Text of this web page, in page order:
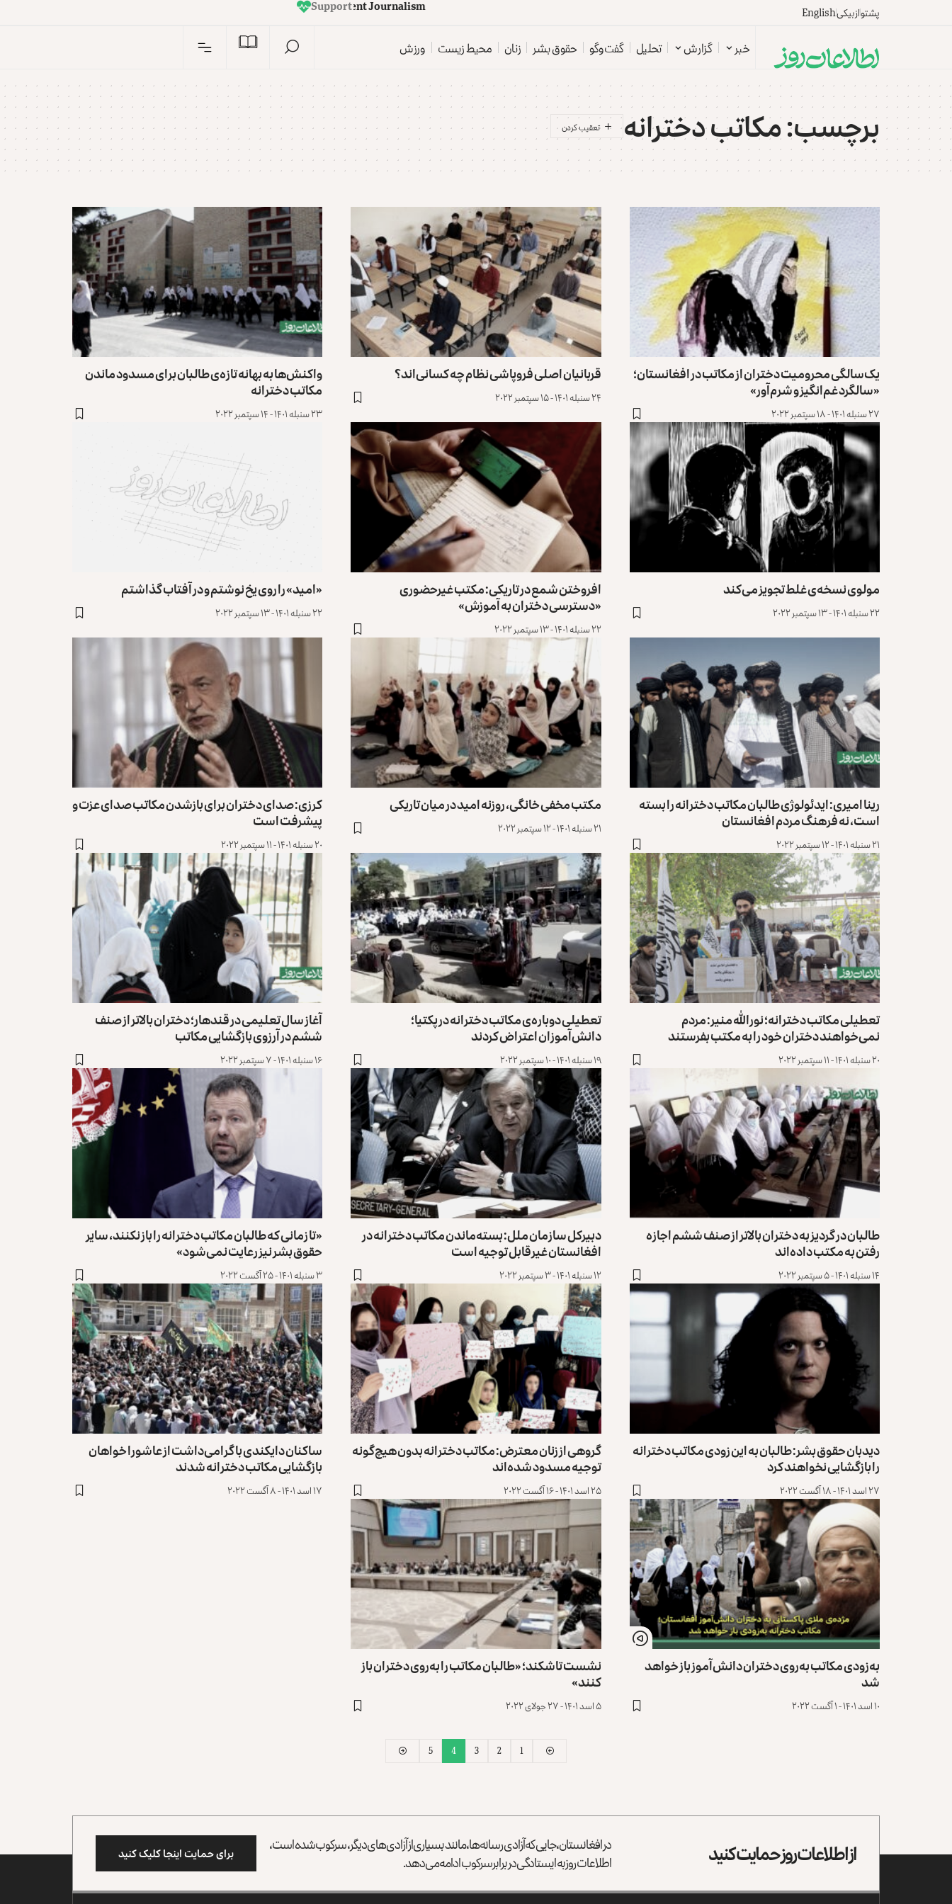
پشتوازبیکیEnglish
m
s
i
l
a
n
r
u
o
J
t
n
e
d
n
e
p
e
d
n
ISupport
خبر گزارش تحلیل گفت‌وگو حقوق بشر زنان محیط زیست ورزش
برچسب:مکاتب دخترانه
یک‌سالگی محرومیت دختران از مکاتب در افغانستان؛
«سالگرد غم‌انگیز و شرم‌آور»
۲۷ سنبله ۱۴۰۱ - ۱۸ سپتمبر ۲۰۲۲
قربانیان اصلی فروپاشی نظام چه کسانی‌اند؟
۲۴ سنبله ۱۴۰۱ - ۱۵ سپتمبر ۲۰۲۲
واکنش‎‌ها به بهانه‌ تازه‌ی طالبان برای مسدود ماندن
مکاتب دخترانه
۲۳ سنبله ۱۴۰۱ - ۱۴ سپتمبر ۲۰۲۲
مولوی نسخه‌ی غلط تجویز می‌کند
۲۲ سنبله ۱۴۰۱ - ۱۳ سپتمبر ۲۰۲۲
افروختن شمع در تاریکی: مکتب غیرحضوری
«دسترسی دختران به آموزش»
۲۲ سنبله ۱۴۰۱ - ۱۳ سپتمبر ۲۰۲۲
«امید» را روی یخ نوشتم و در آفتاب گذاشتم
۲۲ سنبله ۱۴۰۱ - ۱۳ سپتمبر ۲۰۲۲
رینا امیری: ایدئولوژی طالبان مکاتب دخترانه را بسته
است، نه فرهنگ مردم افغانستان
۲۱ سنبله ۱۴۰۱ - ۱۲ سپتمبر ۲۰۲۲
مکتب مخفی خانگی، روزنه امید در میان تاریکی
۲۱ سنبله ۱۴۰۱ - ۱۲ سپتمبر ۲۰۲۲
کرزی: صدای دختران برای بازشدن مکاتب صدای عزت و
پیشرفت است
۲۰ سنبله ۱۴۰۱ - ۱۱ سپتمبر ۲۰۲۲
تعطیلی مکاتب دخترانه؛ نورالله منیر: مردم
نمی‌خواهند دختران خود را به مکتب بفرستند
۲۰ سنبله ۱۴۰۱ - ۱۱ سپتمبر ۲۰۲۲
تعطیلی دوباره‌ی مکاتب دخترانه در پکتیا؛
دانش‌آموزان اعتراض کردند
۱۹ سنبله ۱۴۰۱ - ۱۰ سپتمبر ۲۰۲۲
آغاز سال تعلیمی در قندهار؛ دختران بالاتر از صنف
ششم در آرزوی بازگشایی مکاتب
۱۶ سنبله ۱۴۰۱ - ۷ سپتمبر ۲۰۲۲
طالبان در گردیز به دختران بالاتر از صنف ششم اجازه
رفتن به مکتب داده‌اند
۱۴ سنبله ۱۴۰۱ - ۵ سپتمبر ۲۰۲۲
دبیرکل سازمان ملل: بسته‌ماندن مکاتب دخترانه در
افغانستان غیرقابل توجیه است
۱۲ سنبله ۱۴۰۱ - ۳ سپتمبر ۲۰۲۲
«تا زمانی که طالبان مکاتب دخترانه را باز نکنند، سایر
حقوق‌ بشر نیز رعایت نمی‌شود»
۳ سنبله ۱۴۰۱ - ۲۵ آگست ۲۰۲۲
دیدبان حقوق بشر: طالبان به‌ این زودی مکاتب دخترانه
را بازگشایی نخواهند کرد
۲۷ اسد ۱۴۰۱ - ۱۸ آگست ۲۰۲۲
گروهی از زنان معترض: مکاتب دخترانه بدون هیچ‌گونه
توجیه مسدود شده‌اند
۲۵ اسد ۱۴۰۱ - ۱۶ آگست ۲۰۲۲
ساکنان دایکندی با گرامی‌داشت از عاشورا خواهان
بازگشایی مکاتب دخترانه شدند
۱۷ اسد ۱۴۰۱ - ۸ آگست ۲۰۲۲
به‌زودی مکاتب به‌روی دختران دانش‌آموز باز خواهد
شد
۱۰ اسد ۱۴۰۱ - ۱ آگست ۲۰۲۲
نشست تاشکند؛ «طالبان مکاتب را به‌روی دختران باز
کنند»
۵ اسد ۱۴۰۱ - ۲۷ جولای ۲۰۲۲
1
2
3
4
5
از اطلاعات روز حمایت کنید در افغانستان، جایی که آزادی رسانه‌ها، مانند بسیاری از آزادی‌های دیگر، سرکوب شده است،
اطلاعات روز به ایستادگی در برابر سرکوب ادامه می‌دهد. برای حمایت اینجا کلیک کنید